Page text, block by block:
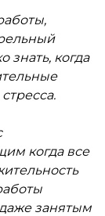
знать, когда
когда все
занятым